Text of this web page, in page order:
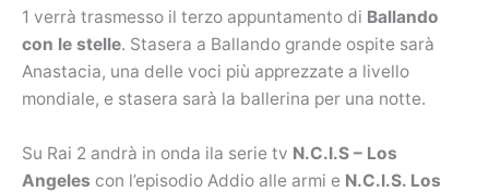
1 verrà trasmesso il terzo appuntamento di Ballando
con le stelle. Stasera a Ballando grande ospite sarà
Anastacia, una delle voci più apprezzate a livello
mondiale, e stasera sarà la ballerina per una notte.
Su Rai 2 andrà in onda ila serie tv N.C.I.S – Los
Angeles con l’episodio Addio alle armi e N.C.I.S. Los